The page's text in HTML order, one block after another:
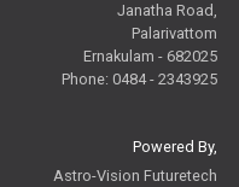
Janatha Road,
Palarivattom
Ernakulam - 682025
Phone: 0484 - 2343925
Powered By,
Astro-Vision Futuretech